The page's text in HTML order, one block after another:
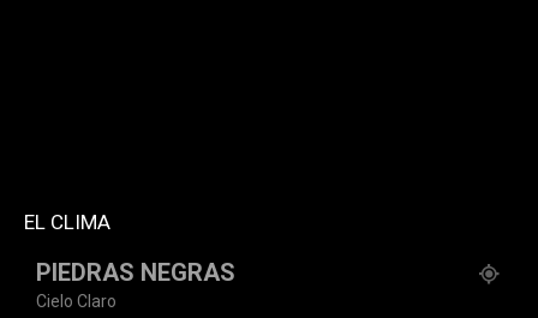
EL CLIMA
PIEDRAS NEGRAS
Cielo Claro